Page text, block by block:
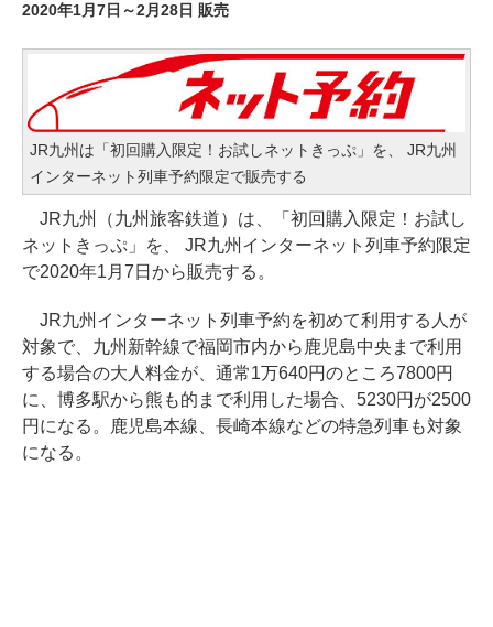
2020年1月7日～2月28日 販売
JR九州は「初回購入限定！お試しネットきっぷ」を、 JR九州
インターネット列車予約限定で販売する
JR九州（九州旅客鉄道）は、「初回購入限定！お試し
ネットきっぷ」を、 JR九州インターネット列車予約限定
で2020年1月7日から販売する。
JR九州インターネット列車予約を初めて利用する人が
対象で、九州新幹線で福岡市内から鹿児島中央まで利用
する場合の大人料金が、通常1万640円のところ7800円
に、博多駅から熊も的まで利用した場合、5230円が2500
円になる。鹿児島本線、長崎本線などの特急列車も対象
になる。